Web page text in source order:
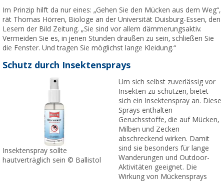
Im Prinzip hilft da nur eines: „Gehen Sie den Mücken aus dem Weg“,
rät Thomas Hörren, Biologe an der Universität Duisburg-Essen, den
Lesern der Bild Zeitung. „Sie sind vor allem dämmerungsaktiv.
Vermeiden Sie es, in jenen Stunden draußen zu sein, schließen Sie
die Fenster. Und tragen Sie möglichst lange Kleidung.“
Schutz durch Insektensprays
Insektenspray sollte
hautverträglich sein © Ballistol
Um sich selbst zuverlässig vor
Insekten zu schützen, bietet
sich ein Insektenspray an. Diese
Sprays enthalten
Geruchsstoffe, die auf Mücken,
Milben und Zecken
abschreckend wirken. Damit
sind sie besonders für lange
Wanderungen und Outdoor-
Aktivitäten geeignet. Die
Wirkung von Mückensprays